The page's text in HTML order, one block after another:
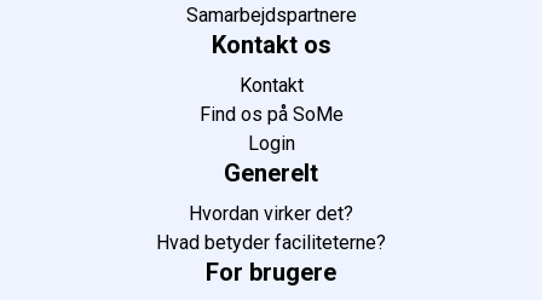
Samarbejdspartnere
Kontakt os
Kontakt
Find os på SoMe
Login
Generelt
Hvordan virker det?
Hvad betyder faciliteterne?
For brugere